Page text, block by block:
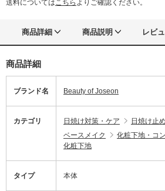
送料については こちら よりご確認ください。
商品詳細 商品説明 レビ
商品詳細
ブランド名 Beauty of Joseon
カテゴリ 日焼け対策・ケア 日焼け止め
ベースメイク
化粧下地・コ
化粧下地
タイプ 本体